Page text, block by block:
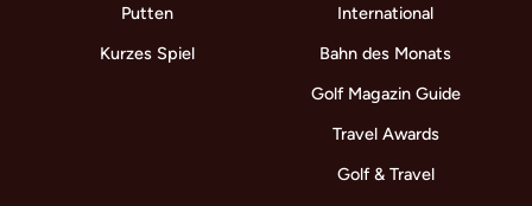
Putten
Kurzes Spiel
International
Bahn des Monats
Golf Magazin Guide
Travel Awards
Golf & Travel